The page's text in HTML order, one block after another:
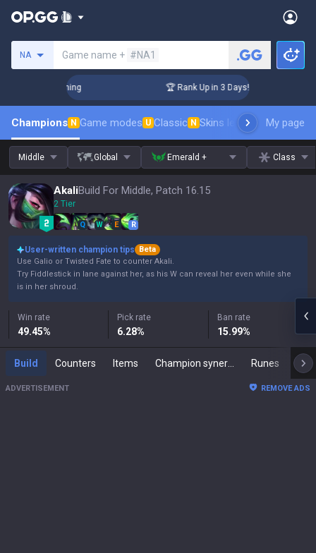
NA Game name + #NA1
🏆 Rank Up in 3 Days! Challenger Coaching
Champions N Game modes U Classic N Skins leaderboardMy page
Middle Global Emerald + Class
AkaliBuild For Middle, Patch 16.15
2 Tier
Q W E R
User-written champion tips
Beta
Use Galio or Twisted Fate to counter Akali.
Try Fiddlestick in lane against her, as his W can reveal her even while she
is in her shroud.
Win rate
49.45%
Pick rate
6.28%
Ban rate
15.99%
Build Counters Items Runes
ADVERTISEMENT REMOVE ADS